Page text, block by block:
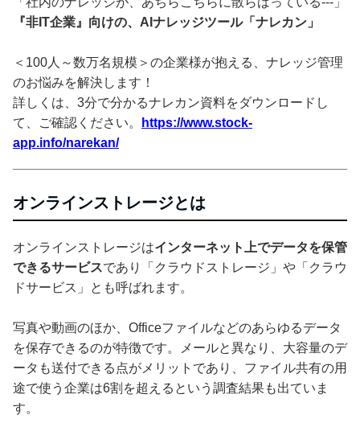
『非IT企業』向けの、AIナレッジツール「ナレカン」
＜100人～数万名規模＞の企業様が抱える、ナレッジ管理
のお悩みを解決します！
詳しくは、3分で分かるナレカン資料をダウンロードし
て、ご確認ください。
https://www.stock-
app.info/narekan/
オンラインストレージとは
オンラインストレージはインターネット上でデータを保管
できるサービスであり「クラウドストレージ」や「クラウ
ドサービス」とも呼ばれます。
写真や動画のほか、Officeファイルなどのあらゆるデータ
を保存できるのが特徴です。メールと異なり、大容量のデ
ータも送付できる点がメリットであり、ファイル共有の用
途で使う企業は6割を超えるという調査結果も出ていま
す。